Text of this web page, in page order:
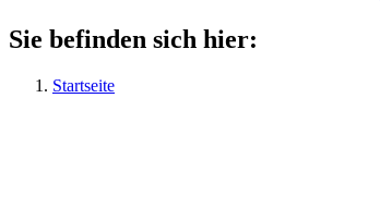
Sie befinden sich hier:
Startseite